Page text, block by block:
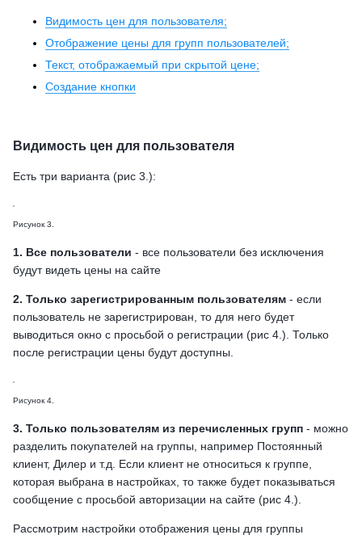
Видимость цен для пользователя;
Отображение цены для групп пользователей;
Текст, отображаемый при скрытой цене;
Создание кнопки
Видимость цен для пользователя
Есть три варианта (рис 3.):
Рисунок 3.
1. Все пользователи - все пользователи без исключения
будут видеть цены на сайте
2. Только зарегистрированным пользователям - если
пользователь не зарегистрирован, то для него будет
выводиться окно с просьбой о регистрации (рис 4.). Только
после регистрации цены будут доступны.
Рисунок 4.
3. Только пользователям из перечисленных групп - можно
разделить покупателей на группы, например Постоянный
клиент, Дилер и т.д. Если клиент не относиться к группе,
которая выбрана в настройках, то также будет показываться
сообщение с просьбой авторизации на сайте (рис 4.).
Рассмотрим настройки отображения цены для группы